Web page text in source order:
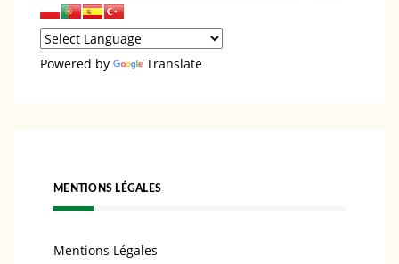
Powered by Translate
MENTIONS LÉGALES
Mentions Légales